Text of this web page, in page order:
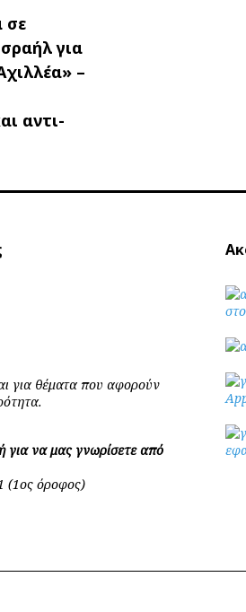
σε
για
–
αντι-
για θέματα που αφορούν
για να μας γνωρίσετε από
(1ος όροφος)